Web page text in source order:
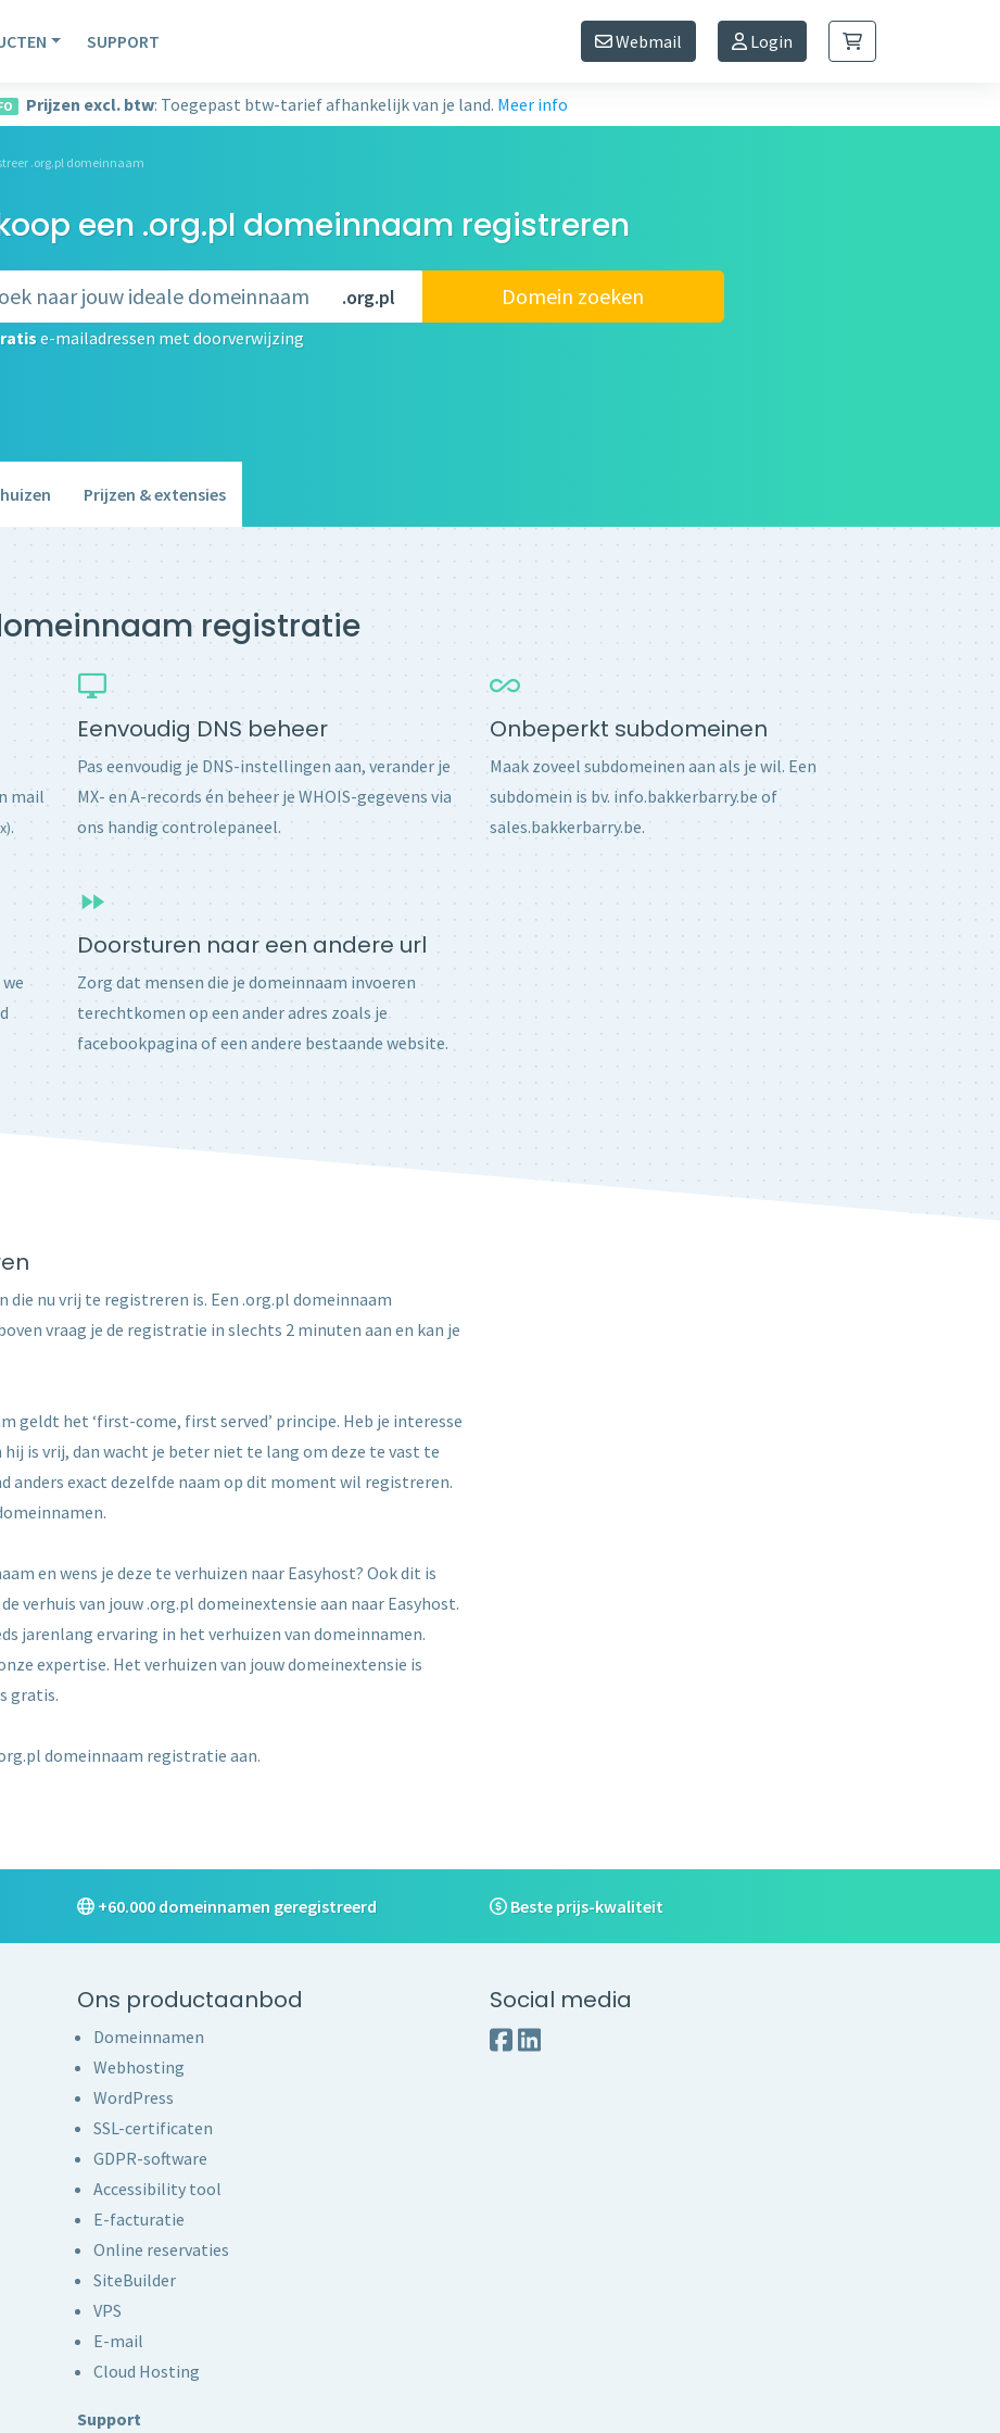
SUPPORT Webmail Login
Prijzen excl. btw: Toegepast btw-tarief afhankelijk van je land. Meer info
.org.pl domeinnaam
een .org.pl domeinnaam registreren
.org.pl
e-mailadressen met doorverwijzing
Domein zoeken
Prijzen & extensies
registratie
mail
.
Eenvoudig DNS beheer
Pas eenvoudig je DNS-instellingen aan, verander je
MX- en A-records én beheer je WHOIS-gegevens via
ons handig controlepaneel.
Onbeperkt subdomeinen
Maak zoveel subdomeinen aan als je wil. Een
subdomein is bv. info.bakkerbarry.be of
sales.bakkerbarry.be.
Doorsturen naar een andere url
Zorg dat mensen die je domeinnaam invoeren
terechtkomen op een ander adres zoals je
facebookpagina of een andere bestaande website.
die nu vrij te registreren is. Een .org.pl domeinnaam
vraag je de registratie in slechts 2 minuten aan en kan je
geldt het ‘first-come, first served’ principe. Heb je interesse
is vrij, dan wacht je beter niet te lang om deze te vast te
anders exact dezelfde naam op dit moment wil registreren.
en wens je deze te verhuizen naar Easyhost? Ook dit is
verhuis van jouw .org.pl domeinextensie aan naar Easyhost.
jarenlang ervaring in het verhuizen van domeinnamen.
expertise. Het verhuizen van jouw domeinextensie is
gratis.
domeinnaam registratie aan.
+60.000 domeinnamen geregistreerd Beste prijs-kwaliteit
Ons productaanbod
Domeinnamen
Webhosting
WordPress
SSL-certificaten
GDPR-software
Accessibility tool
E-facturatie
Online reservaties
SiteBuilder
VPS
E-mail
Cloud Hosting
Social media
Support